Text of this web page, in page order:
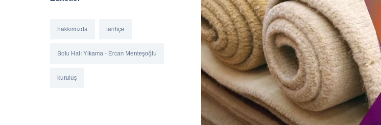
hakkımızda tarihçe
Bolu Halı Yıkama - Ercan Menteşoğlu
kuruluş